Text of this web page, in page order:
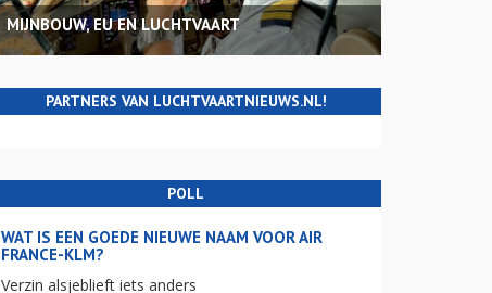
MIJNBOUW, EU EN LUCHTVAART
PARTNERS VAN LUCHTVAARTNIEUWS.NL!
POLL
WAT IS EEN GOEDE NIEUWE NAAM VOOR AIR
FRANCE-KLM?
Verzin alsjeblieft iets anders